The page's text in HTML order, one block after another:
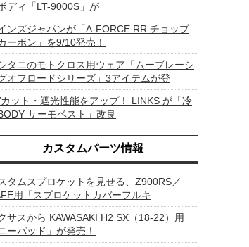
ディ「LT-9000S」が
ンズジャパンが「A-FORCE RR チョップ
ーボン」を9/10発売！
タニのモトクロス用ウェア「ムーブレーシ
オフロードシリーズ」3アイテムが登
ット・遮光性能をアップ！ LINKS が「冷
サーモベスト」改良
カスタムパーツ情報
タムスプロケットを見せる、Z900RS／
用「スプロケットカバーフルキ
サスから KAWASAKI H2 SX（18-22）用
ニーパッド」が発売！